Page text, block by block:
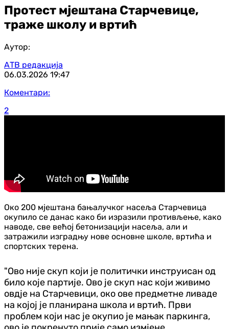
Протест мјештана Старчевице,
траже школу и вртић
Аутор:
АТВ редакција
06.03.2026 19:47
Коментари:
2
Око 200 мјештана бањалучког насеља Старчевица
окупило се данас како би изразили противљење, како
наводе, све већој бетонизацији насеља, али и
затражили изградњу нове основне школе, вртића и
спортских терена.
"Ово није скуп који је политички инструисан од
било које партије. Ово је скуп нас који живимо
овдје на Старчевици, око ове предметне ливаде
на којој је планирана школа и вртић. Први
проблем који нас је окупио је мањак паркинга,